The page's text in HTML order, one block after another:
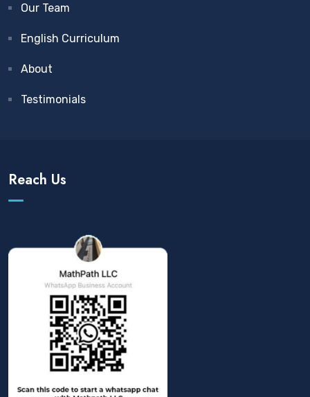
Our Team
English Curriculum
About
Testimonials
Reach Us